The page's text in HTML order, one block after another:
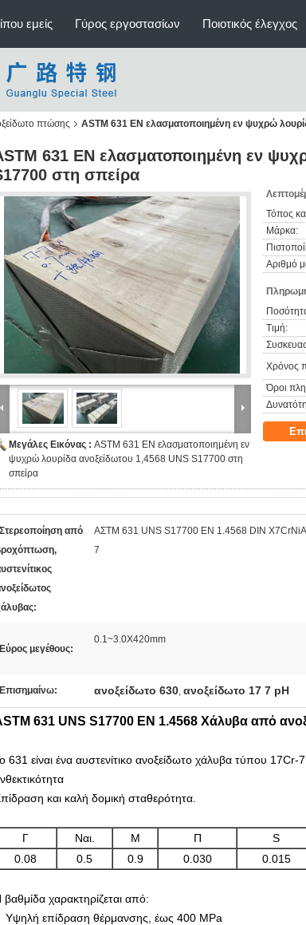
εμείς Γύρος εργοστασίων Ποιοτικός έλεγχος
πτώσης ASTM 631 EN ελασματοποιημένη εν ψυχρώ
631 EN ελασματοποιημένη εν
στη σπείρα
Μεγάλες Εικόνας : ASTM 631 EN ελασματοποιημένη εν
ψυχρώ λουρίδα ανοξείδωτου 1,4568 UNS S17700 στη
σπείρα
Τόπος
Μάρκα:
Αριθμό
Τιμή:
Χρόνος
Όροι
Στερεοποίηση από
ΑΣTM 631 UNS S17700 EN 1.4568 DIN
7
Εύρος μεγέθους:
0.1~3.0X420mm
Επισημαίνω: ανοξείδωτο 630, ανοξείδωτο 17 7 pH
631 UNS S17700 EN 1.4568 Χάλυβα από
631 είναι ένα αυστενίτικο ανοξείδωτο χάλυβα τύπου
και καλή δομική σταθερότητα.
Γ Ναι. Μ Π S
0.08
0.5 0.9 0.030 0.015
βαθμίδα χαρακτηρίζεται από:
Υψηλή επίδραση θέρμανσης, έως 400 MPa